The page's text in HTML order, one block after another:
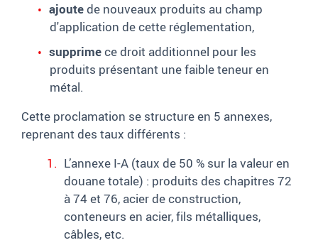
ajoutede nouveaux produits au champ
d'application de cette réglementation,
supprimece droit additionnel pour les
produits présentant une faible teneur en
métal.
Cette proclamation se structure en 5 annexes,
reprenant des taux différents :
L’annexe I-A (taux de 50 % sur la valeur en
douane totale) : produits des chapitres 72
à 74 et 76, acier de construction,
conteneurs en acier, fils métalliques,
câbles, etc.